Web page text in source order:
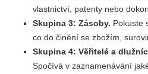
vlastnictví, patenty nebo
Skupina 3: Zásoby. Pokuste
co do činění se zbožím,
Skupina 4: Věřitelé a
Spočívá v zaznamenávání